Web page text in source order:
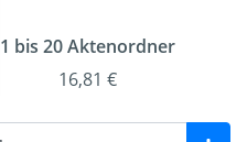
1 bis 20 Aktenordner
16,81 €